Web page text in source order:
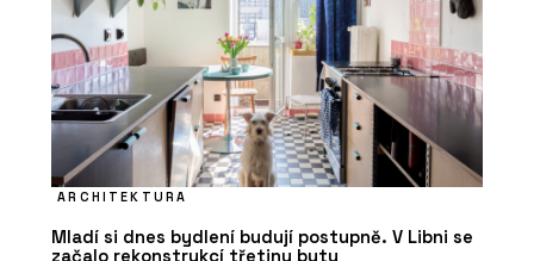
ARCHITEKTURA
Mladí si dnes bydlení budují postupně. V Libni se
začalo rekonstrukcí třetiny bytu